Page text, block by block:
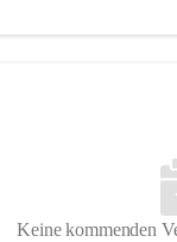
Keine kommenden